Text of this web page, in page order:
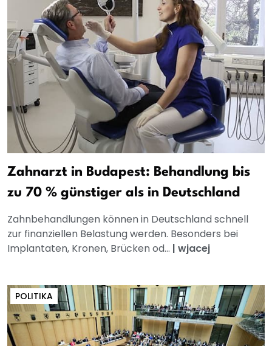
Zahnarzt in Budapest: Behandlung bis
zu 70 % günstiger als in Deutschland
Zahnbehandlungen können in Deutschland schnell
zur finanziellen Belastung werden. Besonders bei
Implantaten, Kronen, Brücken od... | wjacej
POLITIKA